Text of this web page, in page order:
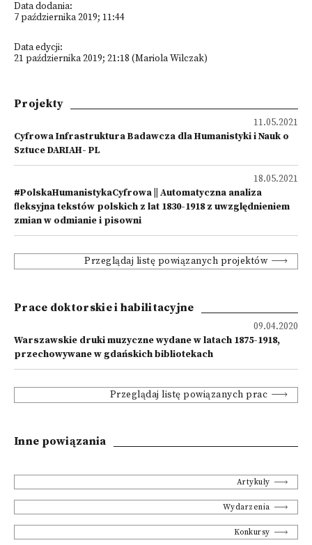
Data dodania:
7 października 2019; 11:44
Data edycji:
21 października 2019; 21:18 (Mariola Wilczak)
Projekty
11.05.2021
Cyfrowa Infrastruktura Badawcza dla Humanistyki i Nauk o
Sztuce DARIAH- PL
18.05.2021
#PolskaHumanistykaCyfrowa || Automatyczna analiza
ﬂeksyjna tekstów polskich z lat 1830-1918 z uwzględnieniem
zmian w odmianie i pisowni
Przeglądaj listę powiązanych projektów
Prace doktorskie i habilitacyjne
09.04.2020
Warszawskie druki muzyczne wydane w latach 1875-1918,
przechowywane w gdańskich bibliotekach
Przeglądaj listę powiązanych prac
Inne powiązania
Artykuły
Wydarzenia
Konkursy